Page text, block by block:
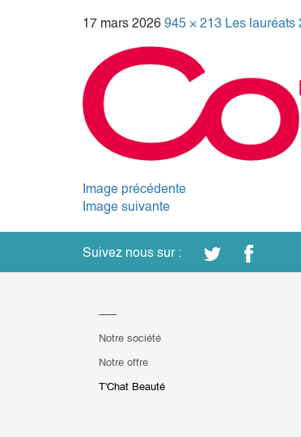
17 mars 2026 945 × 213 Les lauréats
Image précédente
Image suivante
Suivez nous sur :
Notre société
Notre offre
T'Chat Beauté